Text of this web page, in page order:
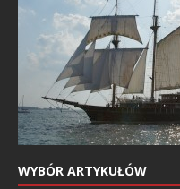
WYBÓR ARTYKUŁÓW